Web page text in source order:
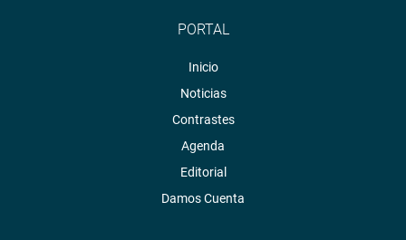
PORTAL
Inicio
Noticias
Contrastes
Agenda
Editorial
Damos Cuenta